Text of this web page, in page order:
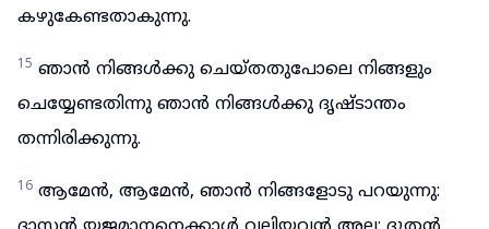
കഴുകേണ്ടതാകുന്നു.
15 ഞാൻ നിങ്ങൾക്കു ചെയ്തതുപോലെ നിങ്ങളും
ചെയ്യേണ്ടതിന്നു ഞാൻ നിങ്ങൾക്കു ദൃഷ്ടാന്തം
തന്നിരിക്കുന്നു.
16 ആമേൻ, ആമേൻ, ഞാൻ നിങ്ങളോടു പറയുന്നു: